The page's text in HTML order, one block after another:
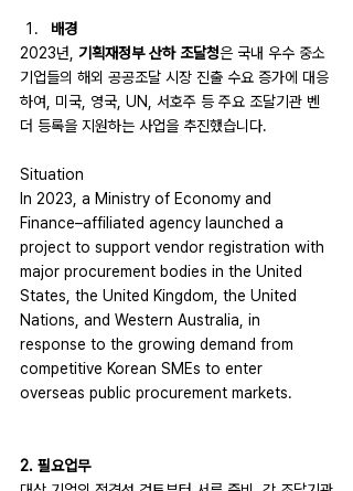
배경
2023년, 기획재정부 산하 조달청은 국내 우수 중소
기업들의 해외 공공조달 시장 진출 수요 증가에 대응
하여, 미국, 영국, UN, 서호주 등 주요 조달기관 벤
더 등록을 지원하는 사업을 추진했습니다.
Situation
In 2023, a Ministry of Economy and
Finance–affiliated agency launched a
project to support vendor registration with
major procurement bodies in the United
States, the United Kingdom, the United
Nations, and Western Australia, in
response to the growing demand from
competitive Korean SMEs to enter
overseas public procurement markets.
2. 필요업무